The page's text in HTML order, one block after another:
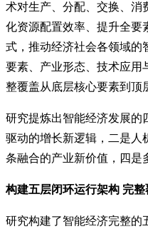
术对生产、分配、交换、消
化资源配置效率、提升全要
式，推动经济社会各领域的
要素、产业形态、技术应用
整覆盖从底层核心要素到顶
研究提炼出智能经济发展的
驱动的增长新逻辑，二是人
条融合的产业新价值，四是
构建五层闭环运行架构 完
研究构建了智能经济完整的